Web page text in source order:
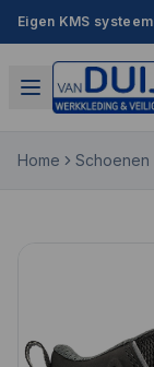
Eigen KMS systeem
Home Schoenen